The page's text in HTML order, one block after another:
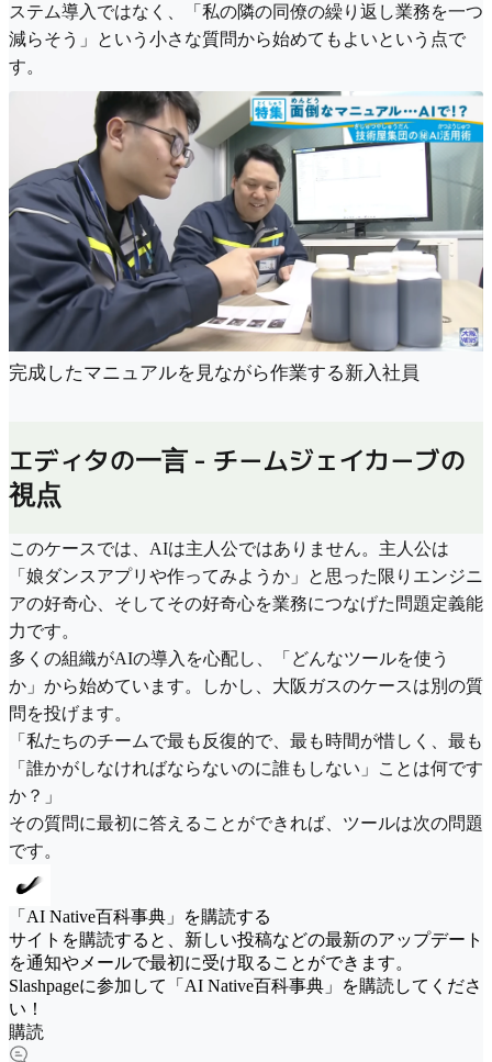
ステム導入ではなく、「私の隣の同僚の繰り返し業務を一つ
減らそう」という小さな質問から始めてもよいという点で
す。
完成したマニュアルを見ながら作業する新入社員
エディタの一言 - チームジェイカーブの
視点
このケースでは、AIは主人公ではありません。主人公は
「娘ダンスアプリや作ってみようか」と思った限りエンジニ
アの好奇心、そしてその好奇心を業務につなげた問題定義能
力です。
多くの組織がAIの導入を心配し、「どんなツールを使う
か」から始めています。しかし、大阪ガスのケースは別の質
問を投げます。
「私たちのチームで最も反復的で、最も時間が惜しく、最も
「誰かがしなければならないのに誰もしない」ことは何です
か？」
その質問に最初に答えることができれば、ツールは次の問題
です。
「AI Native百科事典」を購読する
サイトを購読すると、新しい投稿などの最新のアップデート
を通知やメールで最初に受け取ることができます。
Slashpageに参加して「AI Native百科事典」を購読してくださ
い！
購読